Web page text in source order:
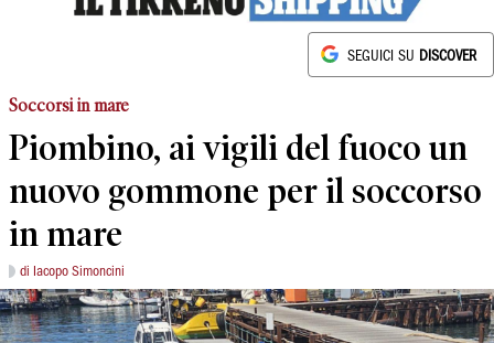
SEGUICI SU DISCOVER
Soccorsi in mare
Piombino, ai vigili del fuoco un
nuovo gommone per il soccorso
in mare
di Iacopo Simoncini